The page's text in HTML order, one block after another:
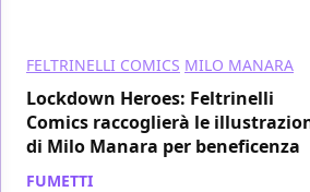
FELTRINELLI COMICS MILO MANARA
Lockdown Heroes: Feltrinelli
Comics raccoglierà le
di Milo Manara per beneficenza
FUMETTI